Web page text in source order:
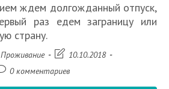
ждем долгожданный отпуск,
раз едем заграницу или
страну.
Проживание
Запись10.10.2018
0 комментариев